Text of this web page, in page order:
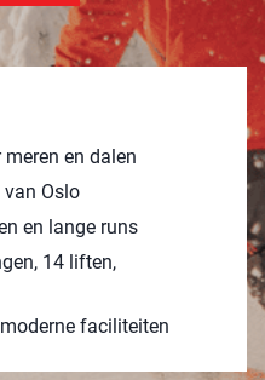
en dalen
Oslo
en lange runs
14 liften,
faciliteiten